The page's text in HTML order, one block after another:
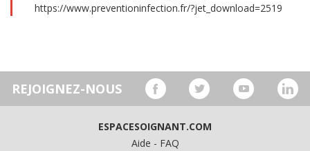
https://www.preventioninfection.fr/?jet_download=2519
REJOIGNEZ-NOUS
ESPACESOIGNANT.COM
Aide - FAQ